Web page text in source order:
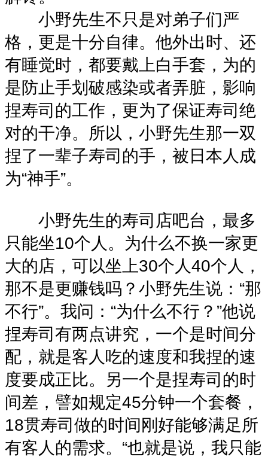
小野先生不只是对弟子们严
格，更是十分自律。他外出时、还
有睡觉时，都要戴上白手套，为的
是防止手划破感染或者弄脏，影响
捏寿司的工作，更为了保证寿司绝
对的干净。所以，小野先生那一双
捏了一辈子寿司的手，被日本人成
为“神手”。
小野先生的寿司店吧台，最多
只能坐10个人。为什么不换一家更
大的店，可以坐上30个人40个人，
那不是更赚钱吗？小野先生说：“那
不行”。我问：“为什么不行？”他说
捏寿司有两点讲究，一个是时间分
配，就是客人吃的速度和我捏的速
度要成正比。另一个是捏寿司的时
间差，譬如规定45分钟一个套餐，
18贯寿司做的时间刚好能够满足所
有客人的需求。“也就是说，我只能